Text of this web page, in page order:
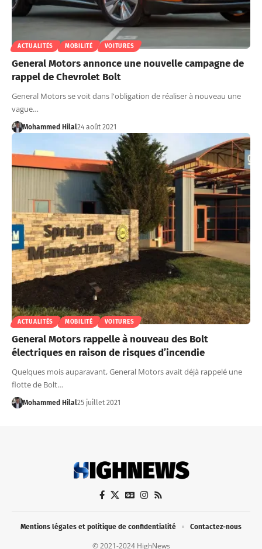
ACTUALITÉS MOBILITÉ VOITURES
General Motors annonce une nouvelle campagne de
rappel de Chevrolet Bolt
General Motors se voit dans l'obligation de réaliser à nouveau une
vague…
Mohammed Hilal24 août 2021
ACTUALITÉS MOBILITÉ VOITURES
General Motors rappelle à nouveau des Bolt
électriques en raison de risques d’incendie
Quelques mois auparavant, General Motors avait déjà rappelé une
flotte de Bolt…
Mohammed Hilal25 juillet 2021
© 2021-2024 HighNews
Mentions légales et politique de confidentialité Contactez-nous